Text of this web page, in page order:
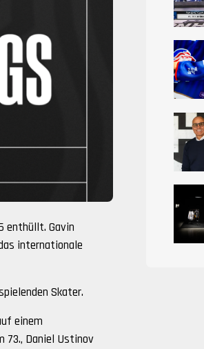
enthüllt. Gavin
internationale
Skater.
einem
73., Daniel Ustinov